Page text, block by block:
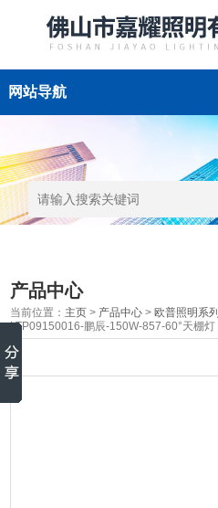
网站导航
产品中心
当前位置： 主页 > 产品中心 > 欧普照明系列
LTP09150016-鹏辰-150W-857-60°天棚灯